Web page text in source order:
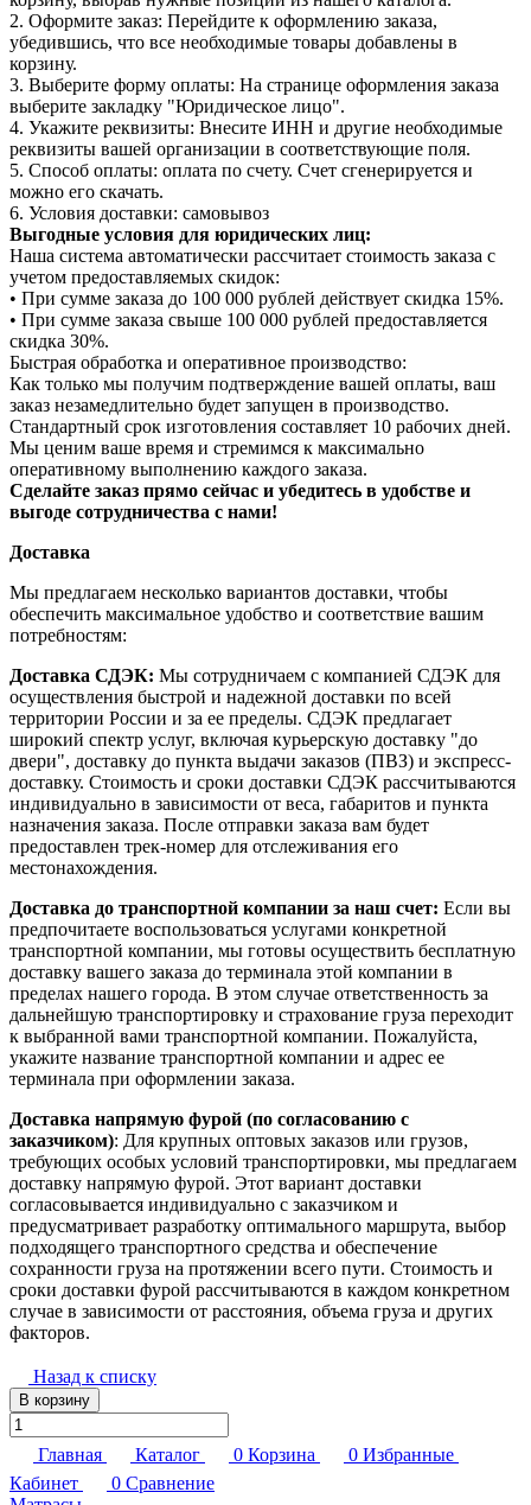
2. Оформите заказ: Перейдите к оформлению заказа,
убедившись, что все необходимые товары добавлены в
корзину.
3. Выберите форму оплаты: На странице оформления заказа
выберите закладку "Юридическое лицо".
4. Укажите реквизиты: Внесите ИНН и другие необходимые
реквизиты вашей организации в соответствующие поля.
5. Способ оплаты: оплата по счету. Счет сгенерируется и
можно его скачать.
6. Условия доставки: самовывоз
Выгодные условия для юридических лиц:
Наша система автоматически рассчитает стоимость заказа с
учетом предоставляемых скидок:
• При сумме заказа до 100 000 рублей действует скидка 15%.
• При сумме заказа свыше 100 000 рублей предоставляется
скидка 30%.
Быстрая обработка и оперативное производство:
Как только мы получим подтверждение вашей оплаты, ваш
заказ незамедлительно будет запущен в производство.
Стандартный срок изготовления составляет 10 рабочих дней.
Мы ценим ваше время и стремимся к максимально
оперативному выполнению каждого заказа.
Сделайте заказ прямо сейчас и убедитесь в удобстве и
выгоде сотрудничества с нами!
Доставка
Мы предлагаем несколько вариантов доставки, чтобы
обеспечить максимальное удобство и соответствие вашим
потребностям:
Доставка СДЭК: Мы сотрудничаем с компанией СДЭК для
осуществления быстрой и надежной доставки по всей
территории России и за ее пределы. СДЭК предлагает
широкий спектр услуг, включая курьерскую доставку "до
двери", доставку до пункта выдачи заказов (ПВЗ) и экспресс-
доставку. Стоимость и сроки доставки СДЭК рассчитываются
индивидуально в зависимости от веса, габаритов и пункта
назначения заказа. После отправки заказа вам будет
предоставлен трек-номер для отслеживания его
местонахождения.
Доставка до транспортной компании за наш счет: Если вы
предпочитаете воспользоваться услугами конкретной
транспортной компании, мы готовы осуществить бесплатную
доставку вашего заказа до терминала этой компании в
пределах нашего города. В этом случае ответственность за
дальнейшую транспортировку и страхование груза переходит
к выбранной вами транспортной компании. Пожалуйста,
укажите название транспортной компании и адрес ее
терминала при оформлении заказа.
Доставка напрямую фурой (по согласованию с
заказчиком): Для крупных оптовых заказов или грузов,
требующих особых условий транспортировки, мы предлагаем
доставку напрямую фурой. Этот вариант доставки
согласовывается индивидуально с заказчиком и
предусматривает разработку оптимального маршрута, выбор
подходящего транспортного средства и обеспечение
сохранности груза на протяжении всего пути. Стоимость и
сроки доставки фурой рассчитываются в каждом конкретном
случае в зависимости от расстояния, объема груза и других
факторов.
Назад к списку
В корзину
Главная Каталог 0 Корзина 0 Избранные
Кабинет
0 Сравнение